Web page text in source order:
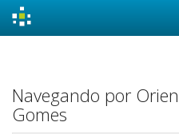
Navegando por
Gomes